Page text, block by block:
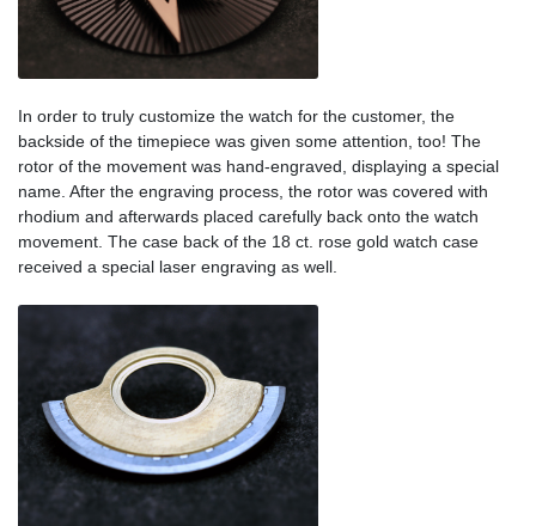
In order to truly customize the watch for the customer, the
backside of the timepiece was given some attention, too! The
rotor of the movement was hand-engraved, displaying a special
name. After the engraving process, the rotor was covered with
rhodium and afterwards placed carefully back onto the watch
movement. The case back of the 18 ct. rose gold watch case
received a special laser engraving as well.